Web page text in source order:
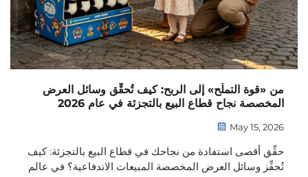
من «قوة التملّح» إلى الربح: كيف تُحقِّق وسائل العرض
المخصصة نجاح قطاع البيع بالتجزئة في عام 2026
May 15, 2026
حقِّق أقصى استفادة من نجاحك في قطاع البيع بالتجزئة: كيف
تُحفِّز وسائل العرض المخصصة المبيعات الاندفاعية؟ في عالم